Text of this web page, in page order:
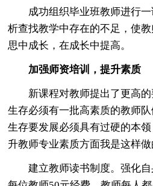
成功组织毕业班教师进行一
析查找教学中存在的不足，使
思中成长，在成长中提高。
加强师资培训，提升素质
新课程对教师提出了更高的
生存必须有一批高素质的教师
生存要发展必须具有过硬的本
升教师专业素质方面我是这样做
建立教师读书制度。强化自